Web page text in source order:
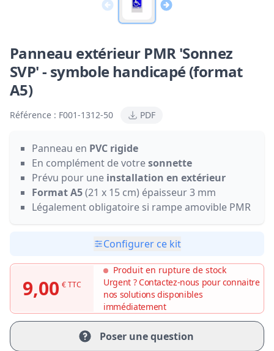
Panneau extérieur PMR 'Sonnez
SVP' - symbole handicapé (format
A5)
Référence : F001-1312-50 PDF
Panneau en PVC rigide
En complément de votresonnette
Prévu pour une installation en extérieur
Format A5(21 x 15 cm) épaisseur 3 mm
Légalement obligatoire si rampe amovible PMR
Configurer ce kit
9,00 € TTC
Produit en rupture de stock
Urgent ? Contactez-nous pour connaitre
nos solutions disponibles
immédiatement
Poser une question